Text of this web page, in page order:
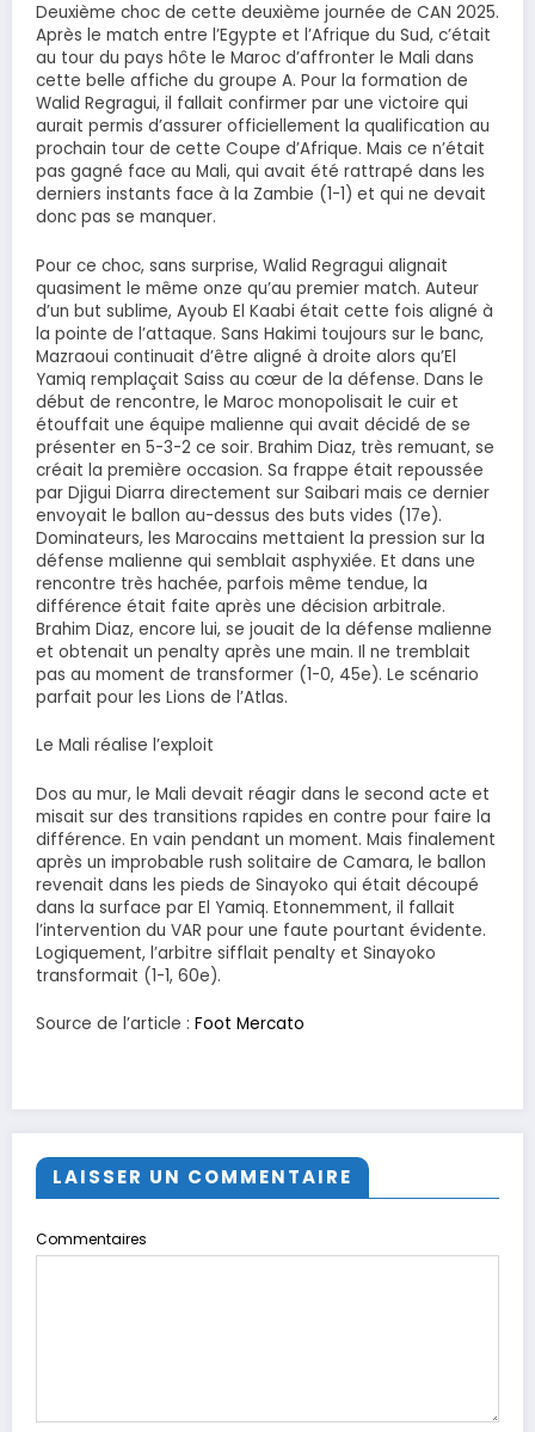
Deuxième choc de cette deuxième journée de CAN 2025.
Après le match entre l’Egypte et l’Afrique du Sud, c’était
au tour du pays hôte le Maroc d’affronter le Mali dans
cette belle affiche du groupe A. Pour la formation de
Walid Regragui, il fallait confirmer par une victoire qui
aurait permis d’assurer officiellement la qualification au
prochain tour de cette Coupe d’Afrique. Mais ce n’était
pas gagné face au Mali, qui avait été rattrapé dans les
derniers instants face à la Zambie (1-1) et qui ne devait
donc pas se manquer.
Pour ce choc, sans surprise, Walid Regragui alignait
quasiment le même onze qu’au premier match. Auteur
d’un but sublime, Ayoub El Kaabi était cette fois aligné à
la pointe de l’attaque. Sans Hakimi toujours sur le banc,
Mazraoui continuait d’être aligné à droite alors qu’El
Yamiq remplaçait Saiss au cœur de la défense. Dans le
début de rencontre, le Maroc monopolisait le cuir et
étouffait une équipe malienne qui avait décidé de se
présenter en 5-3-2 ce soir. Brahim Diaz, très remuant, se
créait la première occasion. Sa frappe était repoussée
par Djigui Diarra directement sur Saibari mais ce dernier
envoyait le ballon au-dessus des buts vides (17e).
Dominateurs, les Marocains mettaient la pression sur la
défense malienne qui semblait asphyxiée. Et dans une
rencontre très hachée, parfois même tendue, la
différence était faite après une décision arbitrale.
Brahim Diaz, encore lui, se jouait de la défense malienne
et obtenait un penalty après une main. Il ne tremblait
pas au moment de transformer (1-0, 45e). Le scénario
parfait pour les Lions de l’Atlas.
Le Mali réalise l’exploit
Dos au mur, le Mali devait réagir dans le second acte et
misait sur des transitions rapides en contre pour faire la
différence. En vain pendant un moment. Mais finalement
après un improbable rush solitaire de Camara, le ballon
revenait dans les pieds de Sinayoko qui était découpé
dans la surface par El Yamiq. Etonnemment, il fallait
l’intervention du VAR pour une faute pourtant évidente.
Logiquement, l’arbitre sifflait penalty et Sinayoko
transformait (1-1, 60e).
Source de l’article : Foot Mercato
LAISSER UN COMMENTAIRE
Commentaires